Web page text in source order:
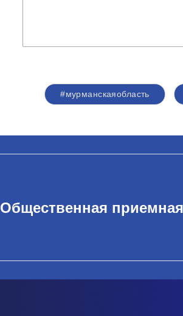
#мурманскаяобласть
Общественная приемная